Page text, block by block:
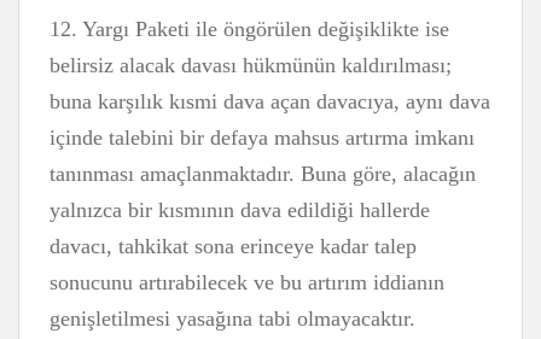
12. Yargı Paketi ile öngörülen değişiklikte ise
belirsiz alacak davası hükmünün kaldırılması;
buna karşılık kısmi dava açan davacıya, aynı dava
içinde talebini bir defaya mahsus artırma imkanı
tanınması amaçlanmaktadır. Buna göre, alacağın
yalnızca bir kısmının dava edildiği hallerde
davacı, tahkikat sona erinceye kadar talep
sonucunu artırabilecek ve bu artırım iddianın
genişletilmesi yasağına tabi olmayacaktır.